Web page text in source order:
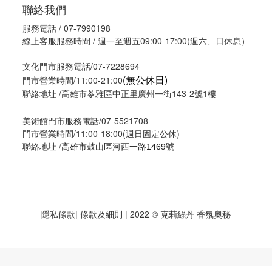
聯絡我們
服務電話 / 07-7990198
線上客服服務時間 / 週一至週五09:00-17:00(週六、日休息）
文化門市服務電話/07-7228694
門市營業時間/11:00-21:00(無公休日)
聯絡地址 /高雄市苓雅區中正里廣州一街143-2號1樓
美術館門市服務電話/07-5521708
門市營業時間/11:00-18:00(週日固定公休)
聯絡地址 /高雄市鼓山區河西一路1469號
隱私條款| 條款及細則 | 2022 © 克莉絲丹 香氛奧秘